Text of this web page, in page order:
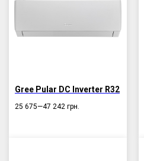
Gree Pular DC Inverter R32
25 675—47 242 грн.